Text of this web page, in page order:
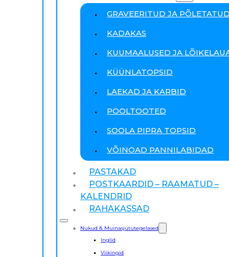
GRAVEERITUD JA
KADAKAS
KUUMAALUSED JA
KÜÜNLATOPSID
LAEKAD JA KARBID
POOLTOOTED
SOOLA PIPRA TOPSID
VÕINOAD PANNILABIDAD
PASTAKAD
POSTKAARDID – RAAMATUD –
KALENDRID
RAHAKASSAD
Nukud & Muinasjututegelased
Inglid
Viikingid